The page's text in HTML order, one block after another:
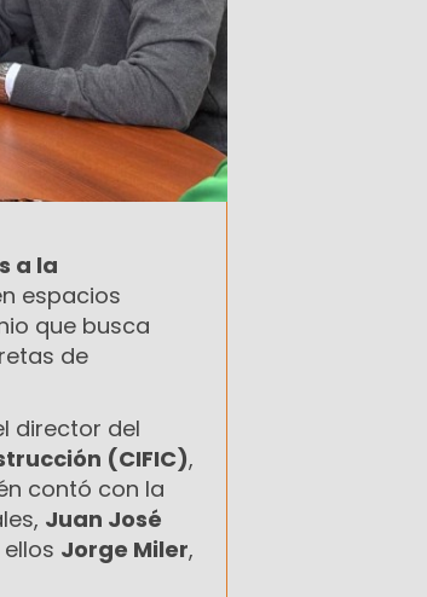
a la
espacios
que busca
de
director del
(CIFIC),
contó con la
Juan José
Jorge Miler,